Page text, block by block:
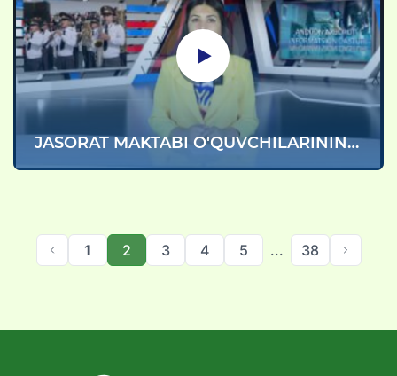
JASORAT MAKTABI O'QUVCHILARINING
1 2 3 4 5 ... 38